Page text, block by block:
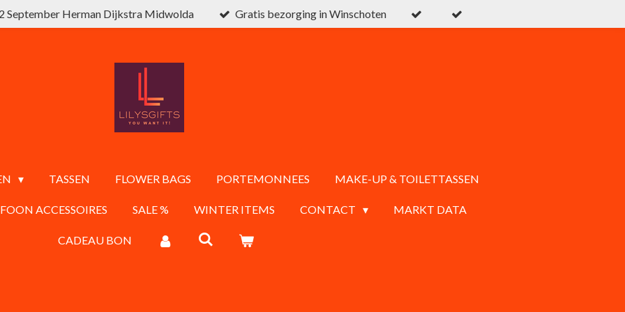
September Herman Dijkstra Midwolda Gratis bezorging in Winschoten
TASSEN FLOWER BAGS PORTEMONNEES MAKE-UP & TOILETTASSEN
ACCESSOIRES SALE % WINTER ITEMS CONTACT MARKT DATA
CADEAU BON